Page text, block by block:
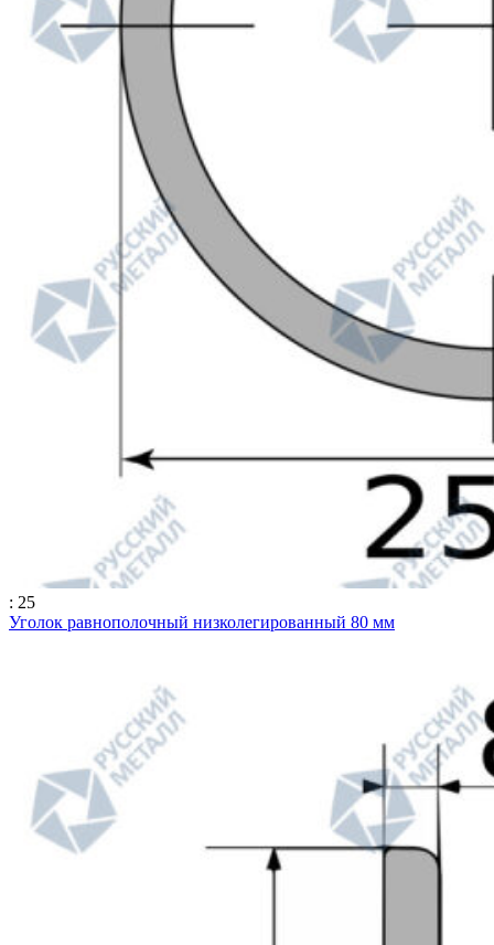
: 25
Уголок равнополочный низколегированный 80 мм